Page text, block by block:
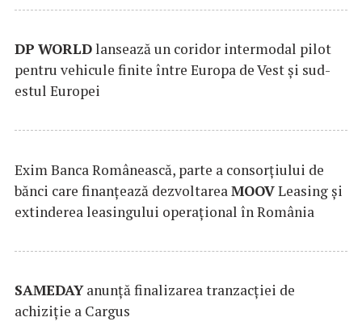
DP WORLDlansează un coridor intermodal pilot
pentru vehicule finite între Europa de Vest și sud-
estul Europei
Exim Banca Românească, parte a consorțiului de
bănci care finanțează dezvoltareaMOOVLeasing și
extinderea leasingului operațional în România
SAMEDAYanunță finalizarea tranzacției de
achiziție a Cargus